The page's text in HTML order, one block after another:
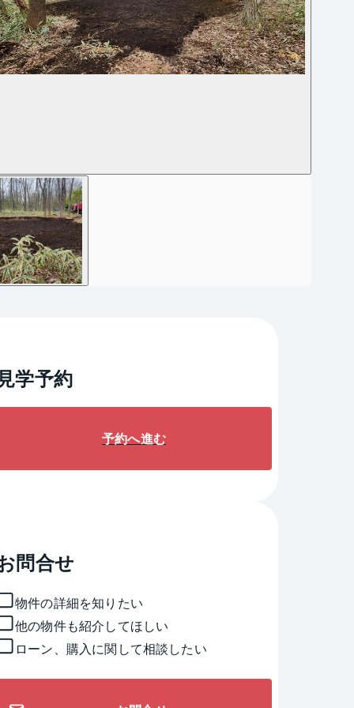
学予約
予約へ進む
問合せ
物件の詳細を知りたい
他の物件も紹介してほしい
ローン、購入に関して相談したい